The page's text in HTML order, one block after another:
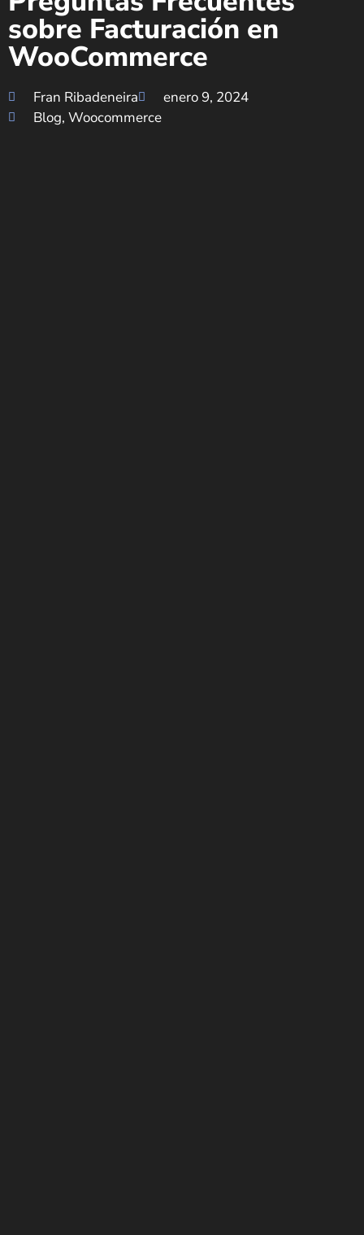
sobre Facturación en
WooCommerce
Fran Ribadeneira
enero 9, 2024
Blog, Woocommerce